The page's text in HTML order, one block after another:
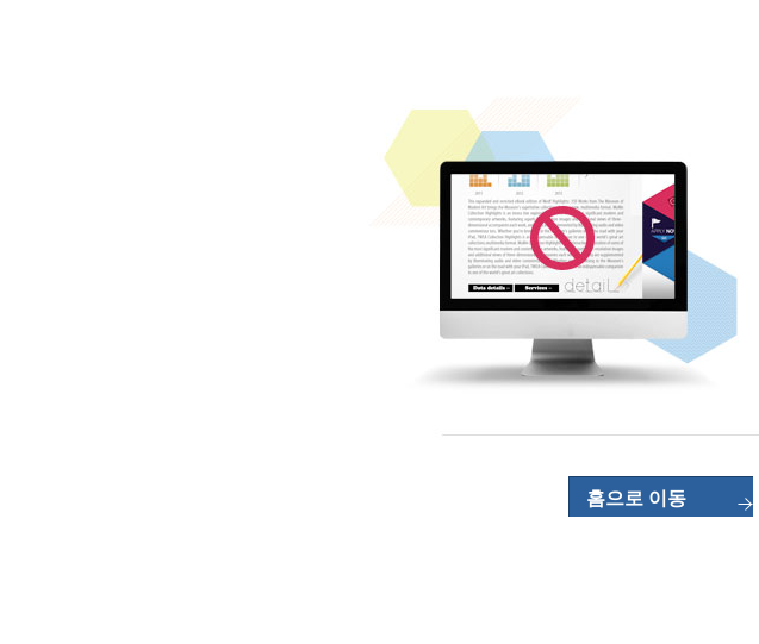
홈으로 이동